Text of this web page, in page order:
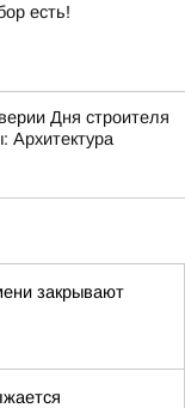
есть!
Дня строителя
Архитектура
закрывают